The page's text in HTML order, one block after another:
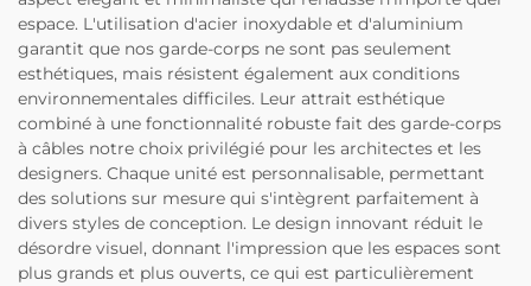
espace. L'utilisation d'acier inoxydable et d'aluminium
garantit que nos garde-corps ne sont pas seulement
esthétiques, mais résistent également aux conditions
environnementales difficiles. Leur attrait esthétique
combiné à une fonctionnalité robuste fait des garde-corps
à câbles notre choix privilégié pour les architectes et les
designers. Chaque unité est personnalisable, permettant
des solutions sur mesure qui s'intègrent parfaitement à
divers styles de conception. Le design innovant réduit le
désordre visuel, donnant l'impression que les espaces sont
plus grands et plus ouverts, ce qui est particulièrement